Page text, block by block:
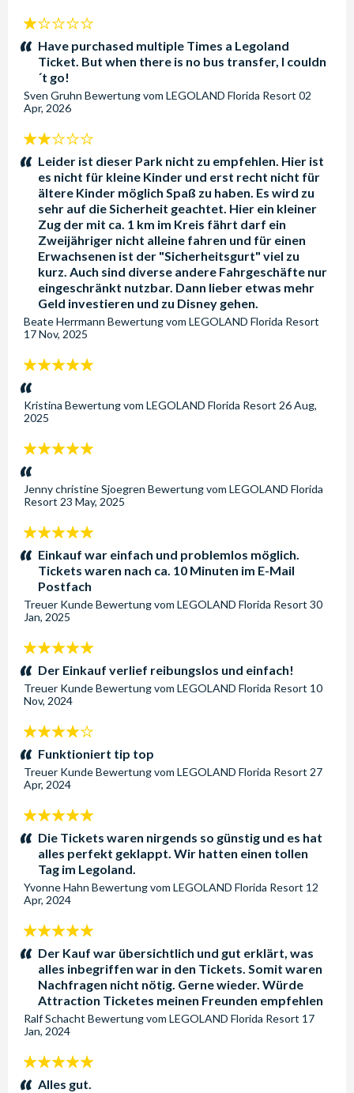
1
Sterne:Have purchased multiple Times a Legoland
Ticket. But when there is no bus transfer, I couldn
´t go!
Sven Gruhn Bewertung vom LEGOLAND Florida Resort 02
Apr, 2026
2
Sterne:Leider ist dieser Park nicht zu empfehlen. Hier ist
es nicht für kleine Kinder und erst recht nicht für
ältere Kinder möglich Spaß zu haben. Es wird zu
sehr auf die Sicherheit geachtet. Hier ein kleiner
Zug der mit ca. 1 km im Kreis fährt darf ein
Zweijähriger nicht alleine fahren und für einen
Erwachsenen ist der "Sicherheitsgurt" viel zu
kurz. Auch sind diverse andere Fahrgeschäfte nur
eingeschränkt nutzbar. Dann lieber etwas mehr
Geld investieren und zu Disney gehen.
Beate Herrmann Bewertung vom LEGOLAND Florida Resort
17 Nov, 2025
5
Sterne:
Kristina Bewertung vom LEGOLAND Florida Resort 26 Aug,
2025
5
Sterne:
Jenny christine Sjoegren Bewertung vom LEGOLAND Florida
Resort 23 May, 2025
5
Sterne:
Einkauf war einfach und problemlos möglich.
Tickets waren nach ca. 10 Minuten im E-Mail
Postfach
Treuer KundeBewertung vom LEGOLAND Florida Resort 30
Jan, 2025
5
Sterne:Der Einkauf verlief reibungslos und einfach!
Treuer KundeBewertung vom LEGOLAND Florida Resort 10
Nov, 2024
4
Sterne:
Funktioniert tip top
Treuer KundeBewertung vom LEGOLAND Florida Resort 27
Apr, 2024
5
Sterne:Die Tickets waren nirgends so günstig und es hat
alles perfekt geklappt. Wir hatten einen tollen
Tag im Legoland.
Yvonne Hahn Bewertung vom LEGOLAND Florida Resort 12
Apr, 2024
5
Sterne:Der Kauf war übersichtlich und gut erklärt, was
alles inbegriffen war in den Tickets. Somit waren
Nachfragen nicht nötig. Gerne wieder. Würde
Attraction Ticketes meinen Freunden empfehlen
Ralf Schacht Bewertung vom LEGOLAND Florida Resort 17
Jan, 2024
5
Sterne:Alles gut.